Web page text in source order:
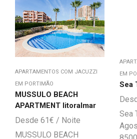
APARTAMENTOS COM JACUZZI
EM PORTIMÃO
MUSSULO BEACH
APARTMENT litoralmar
61€
MUSSULO BEACH
EM
Sea
Sea